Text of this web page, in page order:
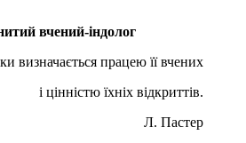
вчений-індолог
визначається працею її вчених
і цінністю їхніх відкриттів.
Л. Пастер